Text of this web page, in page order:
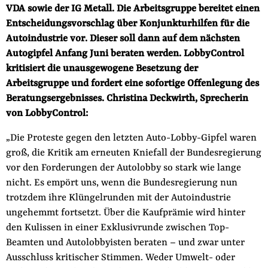
der
Website
Folge Uns
FacebookMastodonBlueskyInstagramYoutube
VDA sowie der IG Metall. Die Arbeitsgruppe bereitet einen
Entscheidungsvorschlag über Konjunkturhilfen für die
Autoindustrie vor. Dieser soll dann auf dem nächsten
Autogipfel Anfang Juni beraten werden. LobbyControl
kritisiert die unausgewogene Besetzung der
Arbeitsgruppe und fordert eine sofortige Offenlegung des
Beratungsergebnisses. Christina Deckwirth, Sprecherin
von LobbyControl:
„Die Proteste gegen den letzten Auto-Lobby-Gipfel waren
groß, die Kritik am erneuten Kniefall der Bundesregierung
vor den Forderungen der Autolobby so stark wie lange
nicht. Es empört uns, wenn die Bundesregierung nun
trotzdem ihre Klüngelrunden mit der Autoindustrie
ungehemmt fortsetzt. Über die Kaufprämie wird hinter
den Kulissen in einer Exklusivrunde zwischen Top-
Beamten und Autolobbyisten beraten – und zwar unter
Ausschluss kritischer Stimmen. Weder Umwelt- oder